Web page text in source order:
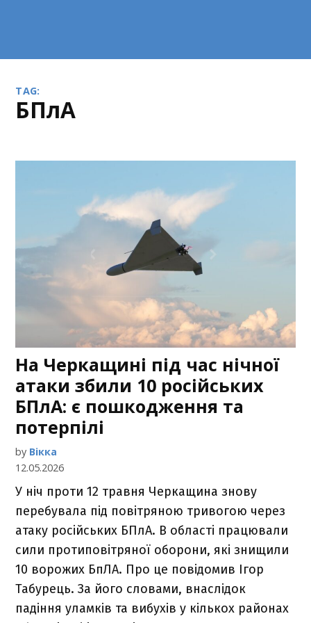
TAG:
БПлА
На Черкащині під час нічної
атаки збили 10 російських
БПлА: є пошкодження та
потерпілі
by Вікка
12.05.2026
У ніч проти 12 травня Черкащина знову
перебувала під повітряною тривогою через
атаку російських БПлА. В області працювали
сили протиповітряної оборони, які знищили
10 ворожих БпЛА. Про це повідомив Ігор
Табурець. За його словами, внаслідок
падіння уламків та вибухів у кількох районах